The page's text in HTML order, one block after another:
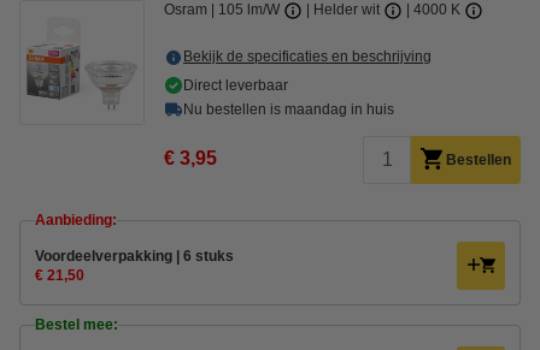
Osram 105 lm/W Helder wit 4000 K
Bekijk de specificaties en beschrijving
Direct leverbaar
Nu bestellen is maandag in huis
€ 3,95 Bestellen
Aanbieding:
Voordeelverpakking | 6 stuks
€ 21,50
Bestel mee: